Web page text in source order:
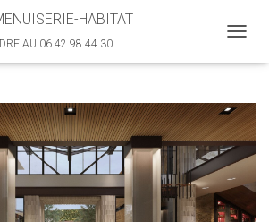
HABITAT
AU 06 42 98 44 30
É
I
E
R
L
A